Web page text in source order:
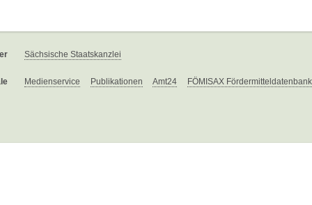
Sächsische Staatskanzlei
Medienservice Publikationen Amt24 FÖMISAX Fördermitteldatenbank